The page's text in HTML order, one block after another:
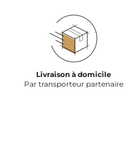
Livraison à domicile
Par transporteur partenaire